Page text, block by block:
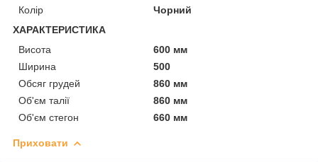
Колір
Чорний
ХАРАКТЕРИСТИКА
Висота
600 мм
Ширина
500
Обсяг грудей
860 мм
Об'єм талії
860 мм
Об'єм стегон
660 мм
Приховати